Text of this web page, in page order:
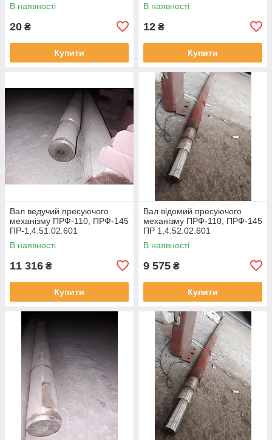
В наявності
20 ₴
Купити
В наявності
12 ₴
Купити
Вал ведучий пресуючого
механізму ПРФ-110, ПРФ-145
ПР-1,4.51.02.601
В наявності
11 316 ₴
Купити
Вал відомий пресуючого
механізму ПРФ-110, ПРФ-145
ПР 1,4.52.02.601
В наявності
9 575 ₴
Купити